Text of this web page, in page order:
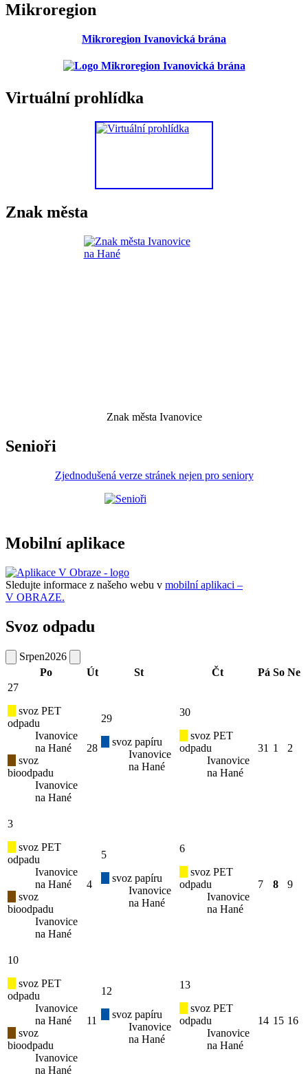
Mikroregion
Mikroregion Ivanovická brána
Virtuální prohlídka
Znak města
Znak města Ivanovice
Senioři
Zjednodušená verze stránek nejen pro seniory
Mobilní aplikace
Sledujte informace z našeho webu v mobilní aplikaci –
V OBRAZE.
Svoz odpadu
Srpen2026
Po
Út St Čt Pá So Ne
27
svoz PET
odpadu
Ivanovice
na Hané
svoz
bioodpadu
Ivanovice
na Hané
28
29
svoz papíru
Ivanovice
na Hané
30
svoz PET
odpadu
Ivanovice
na Hané
31 1 2
3
svoz PET
odpadu
Ivanovice
na Hané
svoz
bioodpadu
Ivanovice
na Hané
4
5
svoz papíru
Ivanovice
na Hané
6
svoz PET
odpadu
Ivanovice
na Hané
7 8 9
10
svoz PET
odpadu
Ivanovice
na Hané
svoz
bioodpadu
Ivanovice
na Hané
11
12
svoz papíru
Ivanovice
na Hané
13
svoz PET
odpadu
Ivanovice
na Hané
14 15 16